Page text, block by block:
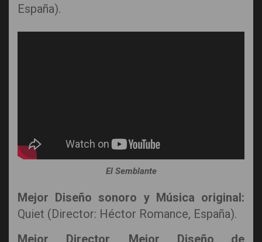
España).
El Semblante
Mejor Diseño sonoro y Música original:
Quiet (Director: Héctor Romance, España).